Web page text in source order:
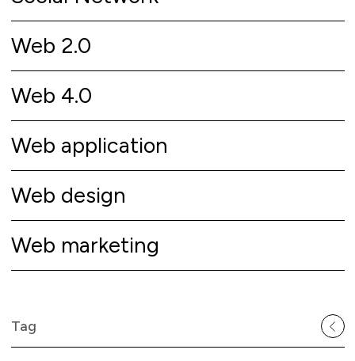
Web 2.0
Web 4.0
Web application
Web design
Web marketing
Tag